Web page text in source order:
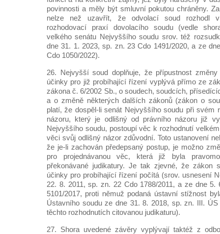
povinnosti a měly být smluvní pokutou chráněny.
nelze než uzavřít, že odvolací soud rozhodl
rozhodovací praxí dovolacího soudu (vedle
velkého senátu Nejvyššího soudu srov. též
dne 31. 1. 2023, sp. zn. 23 Cdo 1491/2020, a ze
Cdo 1050/2022).
26. Nejvyšší soud doplňuje, že přípustnost
účinky pro již probíhající řízení vyplývá přímo ze
zákona č. 6/2002 Sb., o soudech, soudcích,
a o změně některých dalších zákonů (zákon o
platí, že dospěl-li senát Nejvyššího soudu při svém
názoru, který je odlišný od právního názoru již
Nejvyššího soudu, postoupí věc k rozhodnutí
věci svůj odlišný názor zdůvodní. Toto ustanovení
že je-li zachován předepsaný postup, je možno
pro projednávanou věc, která již byla
překonávané judikatury. Je tak zjevné, že zákon
účinky pro probíhající řízení počítá (srov. usnesení
22. 8. 2011, sp. zn. 22 Cdo 1788/2011, a ze dne
5101/2017, proti němuž podaná ústavní stížnost
Ústavního soudu ze dne 31. 8. 2018, sp. zn. III.
těchto rozhodnutích citovanou judikaturu).
27. Shora uvedené závěry vyplývají taktéž z